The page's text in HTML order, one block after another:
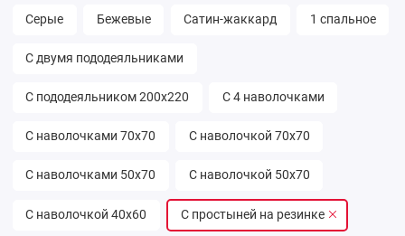
Серые Бежевые Сатин-жаккард 1 спальное
С двумя пододеяльниками
С пододеяльником 200х220 С 4 наволочками
С наволочками 70х70 С наволочкой 70х70
С наволочками 50х70 С наволочкой 50х70
С наволочкой 40х60 С простыней на резинке